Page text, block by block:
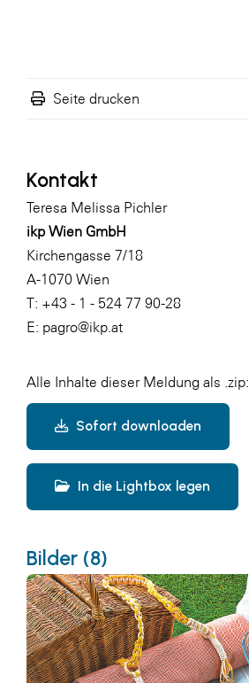
Seite drucken
Kontakt
Teresa Melissa Pichler
ikp Wien GmbH
Kirchengasse 7/18
A-1070 Wien
T: +43 - 1 - 524 77 90-28
E: pagro@ikp.at
Alle Inhalte dieser Meldung als .zip:
Sofort downloaden
In die Lightbox legen
Bilder (8)